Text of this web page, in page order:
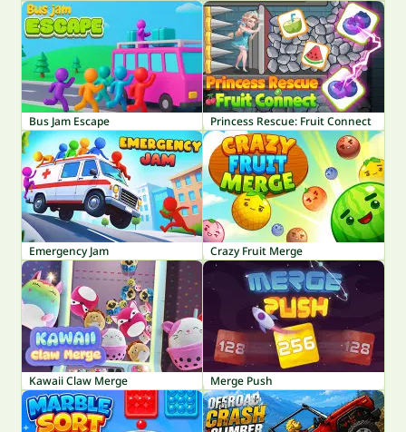
Bus Jam Escape Princess Rescue: Fruit Connect
Emergency Jam Crazy Fruit Merge
Kawaii Claw Merge Merge Push